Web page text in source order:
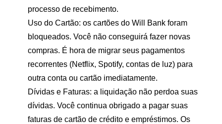
processo de recebimento.
Uso do Cartão: os cartões do Will Bank foram
bloqueados. Você não conseguirá fazer novas
compras. É hora de migrar seus pagamentos
recorrentes (Netflix, Spotify, contas de luz) para
outra conta ou cartão imediatamente.
Dívidas e Faturas: a liquidação não perdoa suas
dívidas. Você continua obrigado a pagar suas
faturas de cartão de crédito e empréstimos. Os